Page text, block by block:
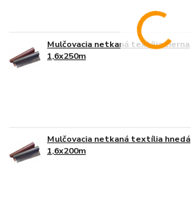
Mulčovacia netkaná textília čierna
1,6x250m
Mulčovacia netkaná textília hnedá
1,6x200m